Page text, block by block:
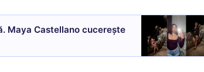
Maya Castellano cucerește